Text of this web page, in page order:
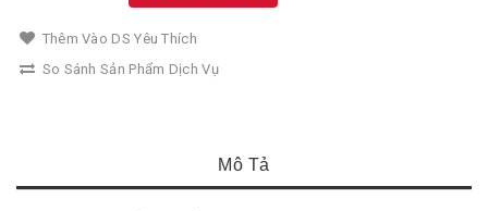
Thêm Vào DS Yêu Thích
So Sánh Sản Phẩm Dịch Vụ
Mô Tả